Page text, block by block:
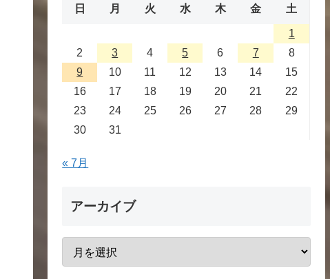
日 月 火 水 木 金 土
1
2
3 4 5 6 7
8
9
10 11 12 13 14
15
16
17 18 19 20 21
22
23
24 25 26 27 28
29
30
31
« 7月
アーカイブ